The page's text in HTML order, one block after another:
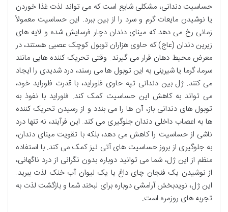
حساسیت دندانی، مشکلی شایع است که می تواند لذت غذا خوردن
یا نوشیدن مایعات گرم و سرد را از بین ببرد. این حساسیت معمولاً
زمانی رخ می دهد که مینای دندان دچار فرسایش شده و لایه های
زیرین دندان (عاج) که حاوی هزاران توبول کوچک عصبی هستند، در
معرض محیط دهان قرار می گیرند. وقتی تحریک کننده هایی مانند
سرما، گرما یا شیرینی به این توبول ها می رسند، درد شدیدی را ایجاد
می کنند. ژل بین دندانی تپه حاوی فلوراید، با قدرت فلوراید خود،
می تواند به کاهش این حساسیت کمک کند. فلوراید با نفوذ به
توبول های دندانی باز، آن ها را می بندد و از رسیدن تحریک کننده
ها به اعصاب داخلی دندان جلوگیری می کند. این فرآیند، نه تنها درد
ناشی از حساسیت را کاهش می دهد، بلکه با تقویت مینای دندان،
به جلوگیری از بروز حساسیت های آتی نیز کمک می کند. با استفاده
منظم از این ژل، شما می توانید دوباره بدون نگرانی از درد ناگهانی،
از نوشیدن یک فنجان چای داغ یا یک لیوان آب خنک لذت ببرید.
این ژل، نویدبخش آرامشی دوباره برای لبخند شما و بازگشت لذت به
تجربه های روزمره است.